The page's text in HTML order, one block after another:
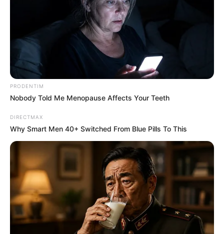
ฤกษ์สะเดาะเคราะห์ เสริมดวง 2569 ฤกษ์
มงคลสำหรับไหว้สา ทำบุญ ขอพร
ฤกษ์มงคล
ฤกษ์ดีขอพรพระพิฆเนศ วันวินายักจตุรถี
พฤษภาคม 2569
PRODENTIM
Nobody Told Me Menopause Affects Your Teeth
DIRECTMAX
Why Smart Men 40+ Switched From Blue Pills To This